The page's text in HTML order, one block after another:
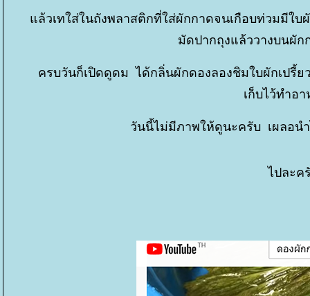
ล้วเทใส่ในถังพลาสติกที่ใส่ผักกาดจนเกือบท่วมมีใบ
มัดปากถุงแล้ววางบนผั
ครบวันก็เปิดดูดม ได้กลิ่นผักดองลองชิมใบผักเปรี้
เก็บไว้ทำอ
วันนี้ไม่มีภาพให้ดูนะครับ เผลอน
ไปละค